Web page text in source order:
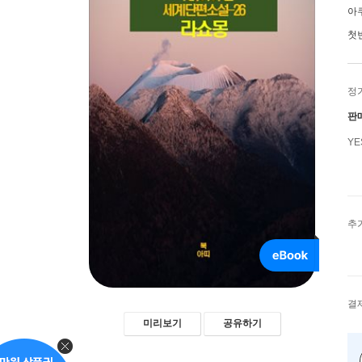
미리보기 공유하기
아
첫
정
판
추
결